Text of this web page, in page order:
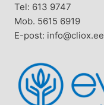
Tel: 613 9747
Mob. 5615 6919
E-post: info@cliox.ee